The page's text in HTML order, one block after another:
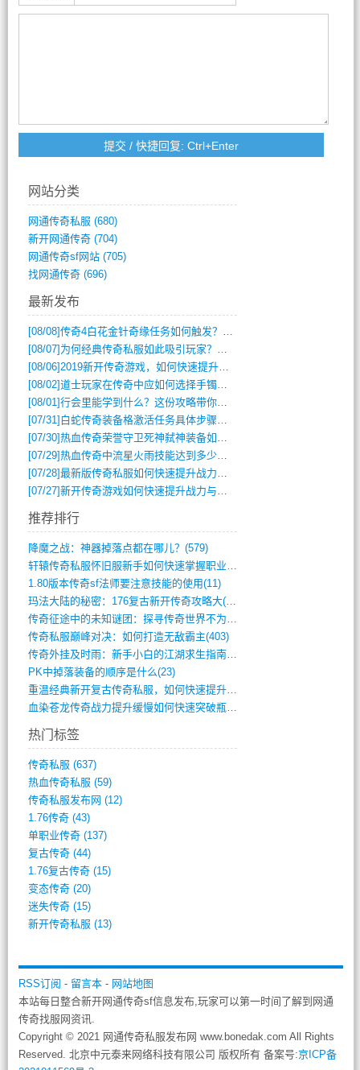
网站分类
网通传奇私服 (680)
新开网通传奇(704)
网通传奇sf网站(705)
找网通传奇(696)
最新发布
[08/08]传奇4白花金针奇缘任务如何触发？完整攻略解析
[08/07] 为何经典传奇私服如此吸引玩家？深度攻略解析
[08/06]2019新开传奇游戏，如何快速提升角色等级？
[08/02]道士玩家在传奇中应如何选择手镯装备？
[08/01]行会里能学到什么？这份攻略带你全掌握
[07/31] 白蛇传奇装备格激活任务具体步骤是什么？如何完成？
[07/30]热血传奇荣誉守卫死神弑神装备如何获取与佩戴攻略？
[07/29]热血传奇中流星火雨技能达到多少级可以开始练装备？
[07/28]最新版传奇私服如何快速提升战力与获取稀有装备？
[07/27]新开传奇游戏如何快速提升战力与获取稀有装备？
推荐排行
降魔之战：神器掉落点都在哪儿？(579)
轩辕传奇私服怀旧服新手如何快速掌握职业选(993)
1.80版本传奇sf法师要注意技能的使用(11)
玛法大陆的秘密：176复古新开传奇攻略大(486)
传奇征途中的未知谜团：探寻传奇世界不为人(595)
传奇私服巅峰对决：如何打造无敌霸主(403)
传奇外挂及时雨：新手小白的江湖求生指南(802)
PK中掉落装备的顺序是什么(23)
重温经典新开复古传奇私服，如何快速提升等(392)
血染苍龙传奇战力提升缓慢如何快速突破瓶颈(654)
热门标签
传奇私服 (637)
热血传奇私服 (59)
传奇私服发布网 (12)
1.76传奇(43)
单职业传奇(137)
复古传奇(44)
1.76复古传奇(15)
变态传奇(20)
迷失传奇(15)
新开传奇私服 (13)
RSS订阅 - 留言本- 网站地图
本站每日整合新开网通传奇sf信息发布,玩家可以第一时间了解到网通
传奇找服网资讯.
Copyright © 2021 网通传奇私服发布网 www.bonedak.com All Rights
Reserved. 北京中元泰来网络科技有限公司 版权所有 备案号:京ICP备